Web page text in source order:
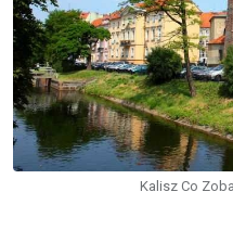
Kalisz Co